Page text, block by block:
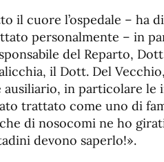
il cuore l’ospedale – ha
personalmente – in
del Reparto,
il Dott. Del
in particolare le
trattato come uno di
di nosocomi ne ho
devono saperlo!».